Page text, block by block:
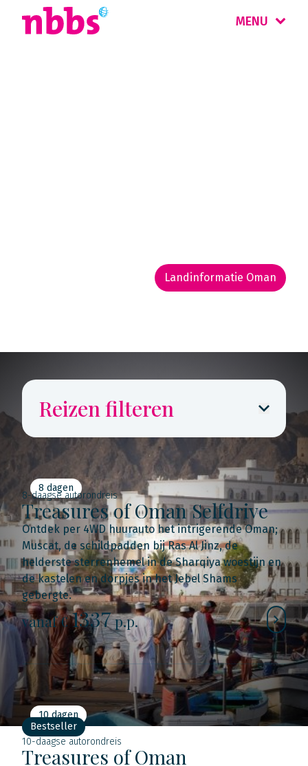
MENU
Landinformatie Oman
Reizen filteren
8 dagen
8-daagse autorondreis
Treasures of Oman Selfdrive
Ontdek per 4WD huurauto het intrigerende Oman;
Muscat, de schildpadden bij Ras Al Jinz, de
helderste sterrenhemel in de Sharqiya woestijn en
de kastelen en dorpjes in het Jebel Shams
gebergte.
vanaf €1337p.p.
10 dagen
Bestseller
10-daagse autorondreis
Treasures of Oman